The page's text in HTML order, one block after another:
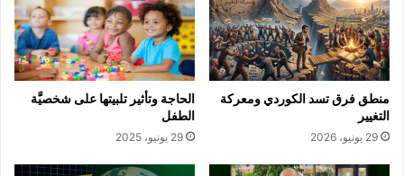
منطق فرق تسد الكوردي ومعركة
التغيير
29 يونيو، 2026
الحاجة وتأثير تلبيتها على شخصيَّة
الطفل
29 يونيو، 2025